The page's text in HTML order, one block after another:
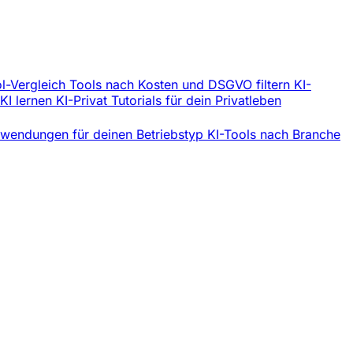
Vergleich Tools nach Kosten und DSGVO filtern KI-
lernen KI-Privat Tutorials für dein Privatleben
für deinen Betriebstyp KI-Tools nach Branche